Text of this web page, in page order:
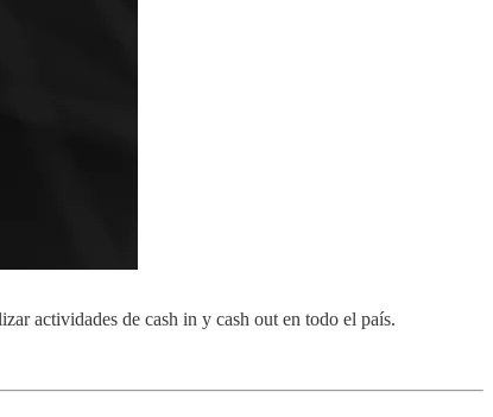
actividades de cash in y cash out en todo el país.